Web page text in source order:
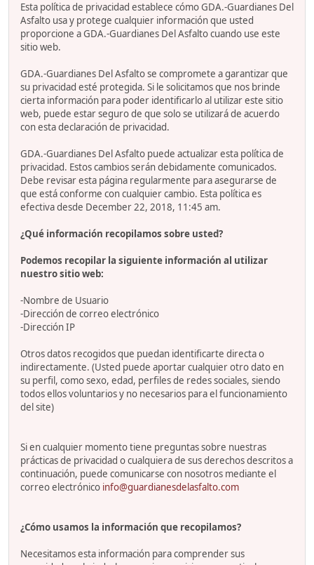
Esta política de privacidad establece cómo GDA.-Guardianes Del
Asfalto usa y protege cualquier información que usted
proporcione a GDA.-Guardianes Del Asfalto cuando use este
sitio web.
GDA.-Guardianes Del Asfalto se compromete a garantizar que
su privacidad esté protegida. Si le solicitamos que nos brinde
cierta información para poder identificarlo al utilizar este sitio
web, puede estar seguro de que solo se utilizará de acuerdo
con esta declaración de privacidad.
GDA.-Guardianes Del Asfalto puede actualizar esta política de
privacidad. Estos cambios serán debidamente comunicados.
Debe revisar esta página regularmente para asegurarse de
que está conforme con cualquier cambio. Esta política es
efectiva desde December 22, 2018, 11:45 am.
¿Qué información recopilamos sobre usted?
Podemos recopilar la siguiente información al utilizar
nuestro sitio web:
-Nombre de Usuario
-Dirección de correo electrónico
-Dirección IP
Otros datos recogidos que puedan identificarte directa o
indirectamente. (Usted puede aportar cualquier otro dato en
su perfil, como sexo, edad, perfiles de redes sociales, siendo
todos ellos voluntarios y no necesarios para el funcionamiento
del site)
Si en cualquier momento tiene preguntas sobre nuestras
prácticas de privacidad o cualquiera de sus derechos descritos a
continuación, puede comunicarse con nosotros mediante el
correo electrónico info@guardianesdelasfalto.com
¿Cómo usamos la información que recopilamos?
Necesitamos esta información para comprender sus